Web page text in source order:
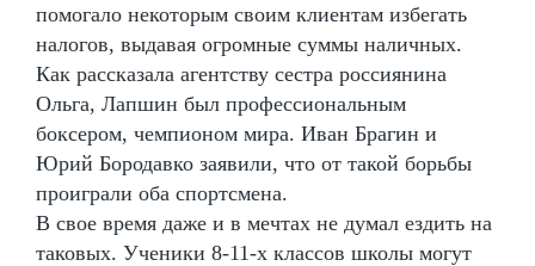
помогало некоторым своим клиентам избегать
налогов, выдавая огромные суммы наличных.
Как рассказала агентству сестра россиянина
Ольга, Лапшин был профессиональным
боксером, чемпионом мира. Иван Брагин и
Юрий Бородавко заявили, что от такой борьбы
проиграли оба спортсмена.
В свое время даже и в мечтах не думал ездить на
таковых. Ученики 8-11-х классов школы могут